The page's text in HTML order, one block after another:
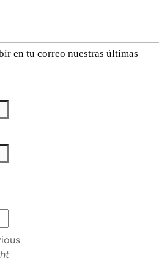
en tu correo nuestras últimas